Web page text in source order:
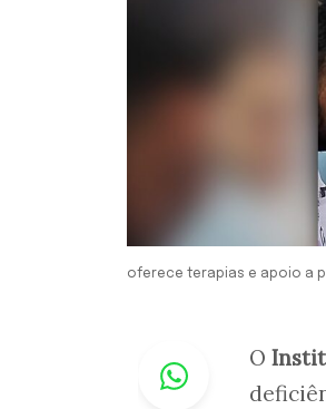
oferece terapias e apoio a
Whastapp
O